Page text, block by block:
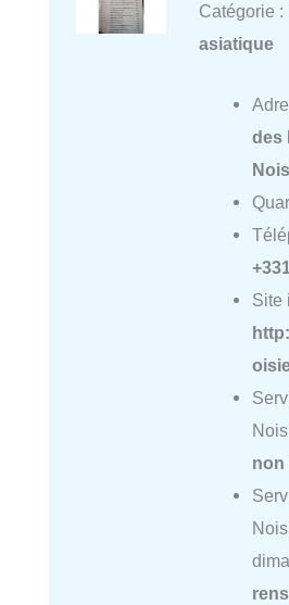
Catégorie :
asiatique
des
Site
non